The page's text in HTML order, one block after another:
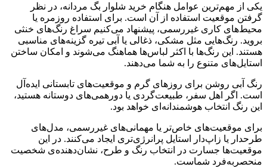
یکی از مهم‌ترین عوامل هنگام خرید شلوار بگ مردانه، در نظر
گرفتن موقعیت استفاده از آن است. برای استفاده روزمره یا
محیط‌های کاری غیررسمی، پیشنهاد می‌کنیم سراغ رنگ‌های خنثی
بروید. رنگ‌هایی مثل مشکی، ذغالی یا آبی تیره گزینه‌های مناسبی
هستند. این رنگ‌ها با اکثر لباس‌ها هماهنگ می‌شوند و امکان ساختن
استایل‌های متنوع را به شما می‌دهند.
رنگ آبی روشن برای روزهای گرم و موقعیت‌های تابستانی ایده‌آل
است. اگر اهل سفر، طبیعت‌گردی یا دورهمی‌های دوستانه هستید،
این رنگ انتخاب هوشمندانه‌ای خواهد بود.
برای موقعیت‌های خاص‌تر یا مهمانی‌های غیررسمی، مدل‌های
طرحدار یا زاپ‌دار استایل پرانرژی‌تری ایجاد می‌کنند. در این
موقعیت‌ها جسارت در انتخاب رنگ و طرح، نشان‌دهنده‌ی شخصیت
منحصربه‌فرد شماست.